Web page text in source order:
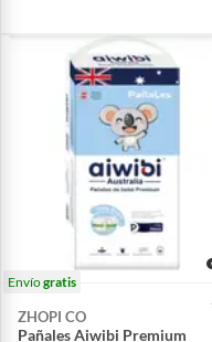
Envíogratis
ZHOPI CO
Pañales Aiwibi Premium